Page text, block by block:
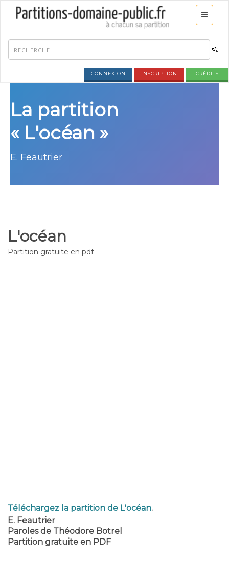
CONNEXION INSCRIPTION CRÉDITS
La partition
« L'océan »
E. Feautrier
L'océan
Partition gratuite en pdf
Téléchargez la partition de L'océan.
E. Feautrier
Paroles de Théodore Botrel
Partition gratuite en PDF